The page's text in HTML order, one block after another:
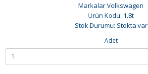
MarkalarVolkswagen
Ürün Kodu: 1.8t
Stok Durumu: Stokta var
Adet